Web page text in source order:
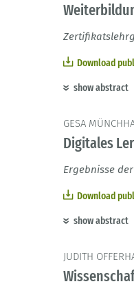
Download
show abstract
GESA
Digitales
Ergebnisse
Download
show abstract
JUDITH